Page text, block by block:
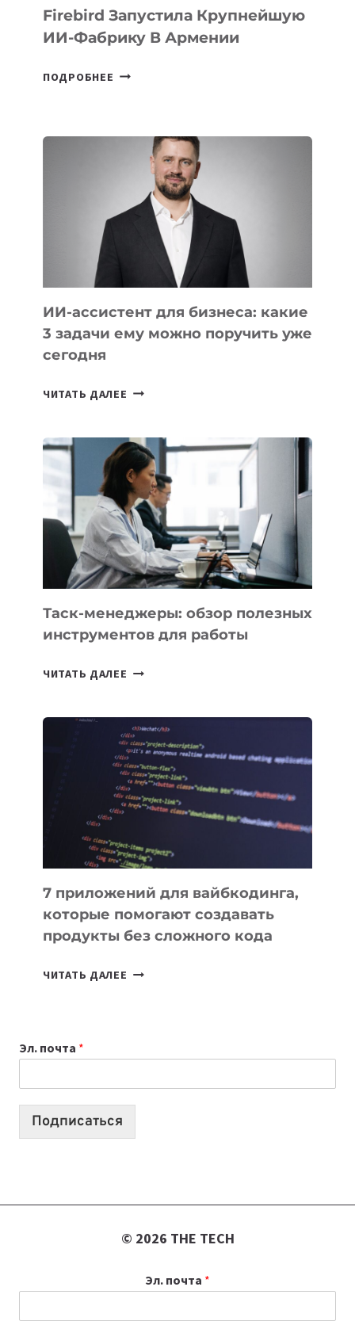
ИИ
Firebird Запустила Крупнейшую
ИИ-Фабрику В Армении
ПОДРОБНЕЕ FIREBIRD
ФАБРИКУ
АРМЕНИИ
ИИ-ассистент для бизнеса: какие
3 задачи ему можно поручить уже
сегодня
ЧИТАТЬ ДАЛЕЕ ИИ-
БИЗНЕСА:
КАКИЕ
3
ЗАДАЧИ
ЕМУ
МОЖНО
ПОРУЧИТЬ
УЖЕ
СЕГОДНЯ
Таск-менеджеры: обзор полезных
инструментов для работы
ЧИТАТЬ ДАЛЕЕ ТАСК-
ПОЛЕЗНЫХ
ИНСТРУМЕНТОВ
ДЛЯ
РАБОТЫ
7 приложений для вайбкодинга,
которые помогают создавать
продукты без сложного кода
ЧИТАТЬ ДАЛЕЕ
СОЗДАВАТЬ
ПРОДУКТЫ
Эл. почта *
Подписаться
© 2026 THE TECH
Эл. почта *